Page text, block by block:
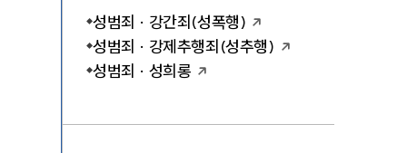
성범죄 · 강간죄(성폭행)
성범죄 · 강제추행죄(성추행)
성범죄 · 성희롱